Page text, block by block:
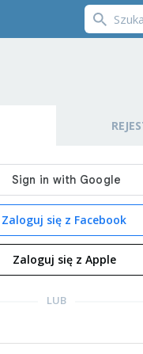
Zaloguj się z Facebook
Zaloguj się z Apple
LUB